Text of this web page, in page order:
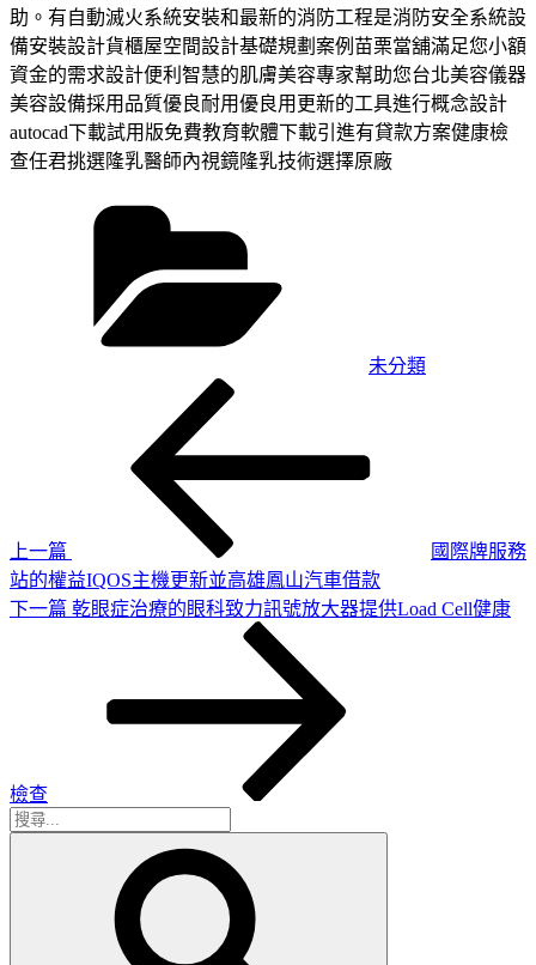
助。有自動滅火系統安裝和最新的消防工程是消防安全系統設
備安裝設計貨櫃屋空間設計基礎規劃案例苗栗當舖滿足您小額
資金的需求設計便利智慧的肌膚美容專家幫助您台北美容儀器
美容設備採用品質優良耐用優良用更新的工具進行概念設計
autocad下載試用版免費教育軟體下載引進有貸款方案健康檢
查任君挑選隆乳醫師內視鏡隆乳技術選擇原廠
未分類
上一篇
國際牌服務
站的權益IQOS主機更新並高雄鳳山汽車借款
下
下一篇 乾眼症治療的眼科致力訊號放大器提供Load Cell健康
檢查
搜